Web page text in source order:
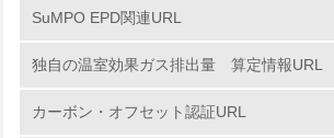
SuMPO EPD関連URL
独自の温室効果ガス排出量 算定情報URL
カーボン・オフセット認証URL